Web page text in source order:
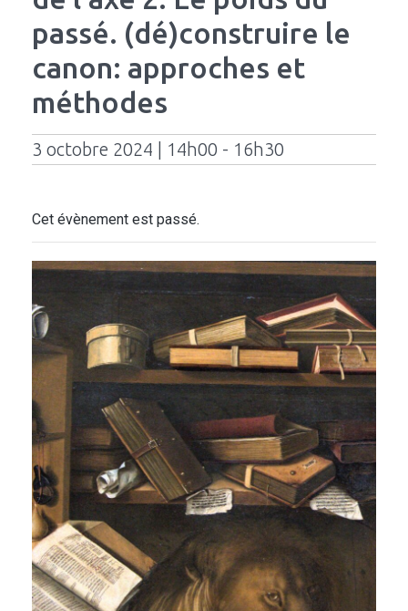
passé. (dé)construire le
canon: approches et
méthodes
3 octobre 2024 | 14h00 - 16h30
Cet évènement est passé.